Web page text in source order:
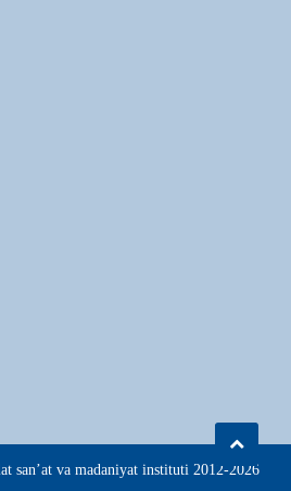
san’at va madaniyat instituti 2012-2026